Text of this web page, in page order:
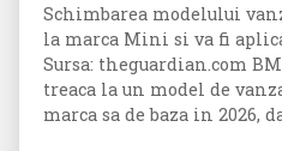
Schimbarea modelului
la marca Mini si va fi
Sursa: theguardian.com
treaca la un model de
marca sa de baza in 2026,